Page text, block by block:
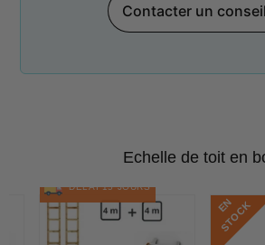
Contacter un
Echelle de toit en
DÉLAI 15 JOURS
E
N
S
T
O
C
K